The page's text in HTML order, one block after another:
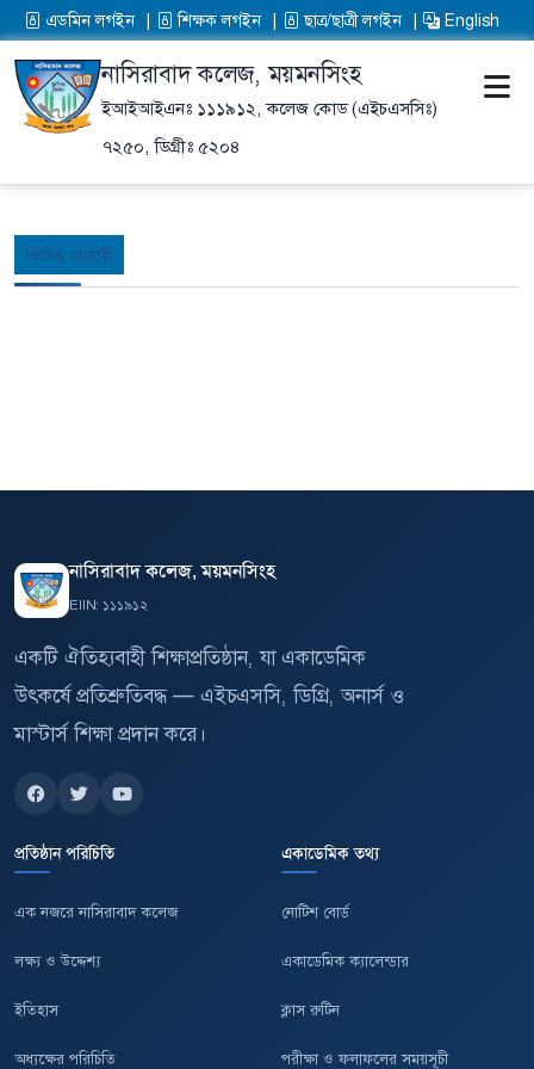
এডমিন লগইন শিক্ষক লগইন ছাত্র/ছাত্রী লগইন English
নাসিরাবাদ কলেজ, ময়মনসিংহ
ইআইআইএনঃ ১১১৯১২, কলেজ কোড (এইচএসসিঃ)
৭২৫০, ডিগ্রীঃ ৫২০৪
ভিডিও গ্যালারী
নাসিরাবাদ কলেজ, ময়মনসিংহ
EIIN: ১১১৯১২
একটি ঐতিহ্যবাহী শিক্ষাপ্রতিষ্ঠান, যা একাডেমিক
উৎকর্ষে প্রতিশ্রুতিবদ্ধ — এইচএসসি, ডিগ্রি, অনার্স ও
মাস্টার্স শিক্ষা প্রদান করে।
প্রতিষ্ঠান পরিচিতি
এক নজরে নাসিরাবাদ কলেজ
লক্ষ্য ও উদ্দেশ্য
ইতিহাস
অধ্যক্ষের পরিচিতি
একাডেমিক তথ্য
নোটিশ বোর্ড
একাডেমিক ক্যালেন্ডার
ক্লাস রুটিন
পরীক্ষা ও ফলাফলের সময়সূচী